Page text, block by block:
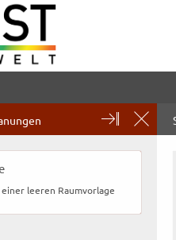
leeren Raumvorlage